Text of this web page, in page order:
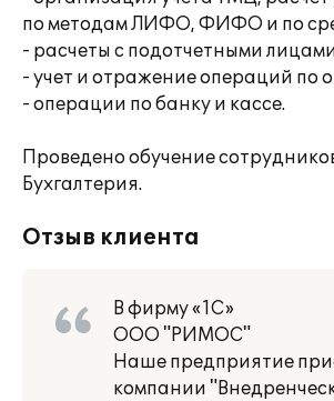
по методам ЛИФО, ФИФО и по
- расчеты с подотчетными
- учет и отражение операций по
- операции по банку и кассе.
Проведено обучение
Бухгалтерия.
Отзыв клиента
В фирму «1С»
ООО "РИМОС"
Наше предприятие
компании